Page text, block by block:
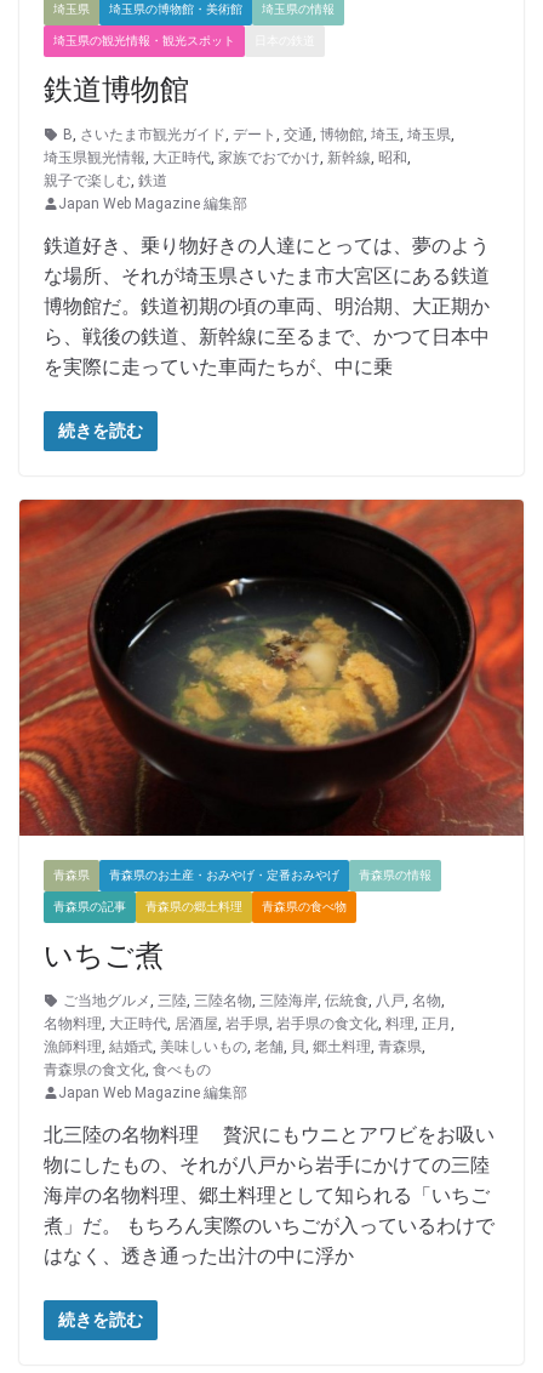
埼玉県 埼玉県の博物館・美術館 埼玉県の情報
埼玉県の観光情報・観光スポット
鉄道博物館
B さいたま市観光ガイド デート 交通 博物館 埼玉 埼玉県
埼玉県観光情報 大正時代 家族でおでかけ 新幹線 昭和
親子で楽しむ 鉄道
Japan Web Magazine 編集部
鉄道好き、乗り物好きの人達にとっては、夢のよう
な場所、それが埼玉県さいたま市大宮区にある鉄道
博物館だ。鉄道初期の頃の車両、明治期、大正期か
ら、戦後の鉄道、新幹線に至るまで、かつて日本中
を実際に走っていた車両たちが、中に乗
続きを読む
青森県 青森県のお土産・おみやげ・定番おみやげ 青森県の情報
青森県の記事 青森県の郷土料理 青森県の食べ物
いちご煮
ご当地グルメ 三陸 三陸名物 三陸海岸 伝統食 八戸 名物
名物料理 大正時代 居酒屋 岩手県 岩手県の食文化 料理 正月
漁師料理 結婚式 美味しいもの 老舗 貝 郷土料理 青森県
青森県の食文化 食べもの
Japan Web Magazine 編集部
北三陸の名物料理 贅沢にもウニとアワビをお吸い
物にしたもの、それが八戸から岩手にかけての三陸
海岸の名物料理、郷土料理として知られる「いちご
煮」だ。 もちろん実際のいちごが入っているわけで
はなく、透き通った出汁の中に浮か
続きを読む